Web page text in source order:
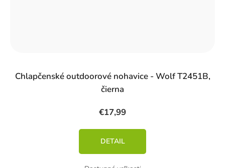
Chlapčenské outdoorové nohavice - Wolf T2451B,
čierna
€17,99
DETAIL